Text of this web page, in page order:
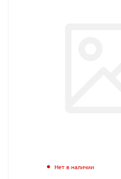
без
Нет в наличии